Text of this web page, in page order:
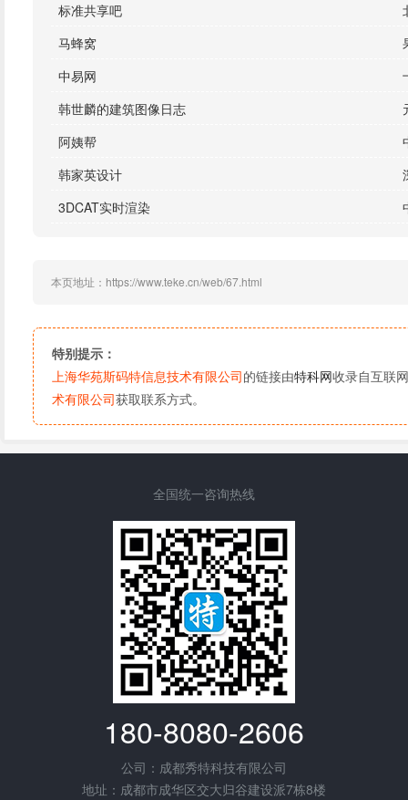
标准共享吧
马蜂窝
中易网
韩世麟的建筑图像日志
阿姨帮
韩家英设计
3DCAT实时渲染
本页地址：https://www.teke.cn/web/67.html
特别提示：
上海华苑斯码特信息技术有限公司的链接由特科网收录自互联
术有限公司获取联系方式。
全国统一咨询热线
180-8080-2606
公司：成都秀特科技有限公司
地址：成都市成华区交大归谷建设派7栋8楼